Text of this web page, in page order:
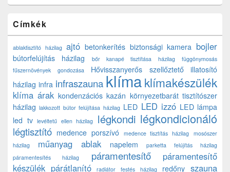
Címkék
ablaktisztító házilag ajtó betonkerítés biztonsági kamera bojler
bútorfelújítás házilag bőr kanapé tisztítása házilag
függönymosás
fűszernövények gondozása
Hővisszanyerős szellőztető
illatosító
házilag infra infraszauna klímaklímakészülék
klíma árak kondenzációs kazán környezetbarát tisztítószer
házilag lakkozott bútor felújítása házilag LED LED izzó LED lámpa
led tv levéltetű ellen házilag légkondi légkondicionáló
légtisztító medence porszívó medence tisztítás házilag
mosószer
házilag
műanyag ablak napelem
parketta felújítás házilag
páramentesítés házilag
páramentesítő
páramentesítő
készülék párátlanító radiátor festés házilag redőny szauna